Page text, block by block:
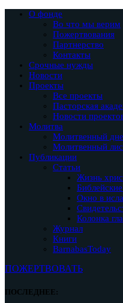
О фонде
Во что мы верим
Пожертвования
Партнерство
Контакты
Срочные нужды
Новости
Проекты
Все проекты
Пасторская
Новости
Молитва
Молитвенный
Молитвенный
Публикации
Статьи
Жизнь
Окно в
Колонка
Журнал
Книги
BarnabasToday
ПОЖЕРТВОВАТЬ
ПОСЛЕДНЕЕ: